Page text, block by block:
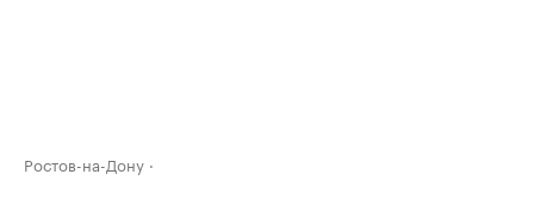
Ростов-на-Дону